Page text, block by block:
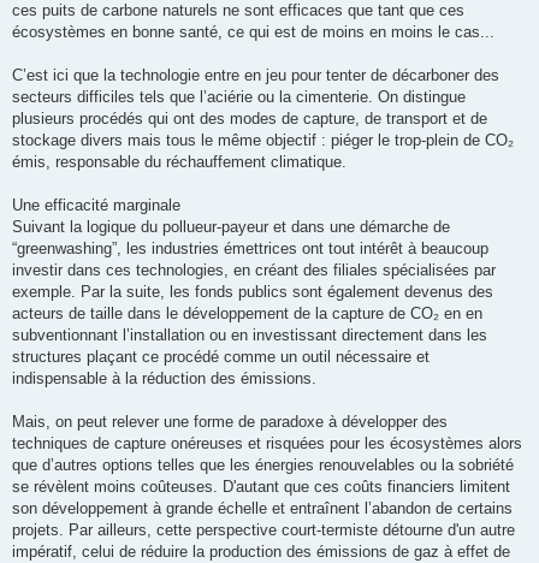
ces puits de carbone naturels ne sont efficaces que tant que ces
écosystèmes en bonne santé, ce qui est de moins en moins le cas...
C’est ici que la technologie entre en jeu pour tenter de décarboner des
secteurs difficiles tels que l’aciérie ou la cimenterie. On distingue
plusieurs procédés qui ont des modes de capture, de transport et de
stockage divers mais tous le même objectif : piéger le trop-plein de CO₂
émis, responsable du réchauffement climatique.
Une efficacité marginale
Suivant la logique du pollueur-payeur et dans une démarche de
“greenwashing”, les industries émettrices ont tout intérêt à beaucoup
investir dans ces technologies, en créant des filiales spécialisées par
exemple. Par la suite, les fonds publics sont également devenus des
acteurs de taille dans le développement de la capture de CO₂ en en
subventionnant l’installation ou en investissant directement dans les
structures plaçant ce procédé comme un outil nécessaire et
indispensable à la réduction des émissions.
Mais, on peut relever une forme de paradoxe à développer des
techniques de capture onéreuses et risquées pour les écosystèmes alors
que d’autres options telles que les énergies renouvelables ou la sobriété
se révèlent moins coûteuses. D'autant que ces coûts financiers limitent
son développement à grande échelle et entraînent l’abandon de certains
projets. Par ailleurs, cette perspective court-termiste détourne d'un autre
impératif, celui de réduire la production des émissions de gaz à effet de